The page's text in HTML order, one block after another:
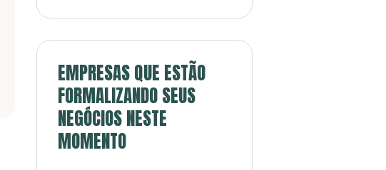
EMPRESAS QUE ESTÃO
FORMALIZANDO SEUS
NEGÓCIOS NESTE
MOMENTO